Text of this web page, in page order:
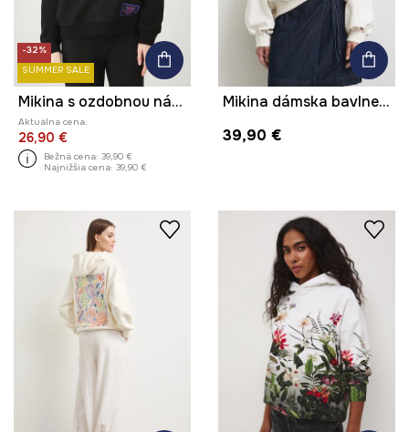
-32%
SUMMER SALE
Mikina s ozdobnou nášivkou
Aktuálna cena:
26,90 €
Bežná cena: 39,90 €
Najnižšia cena: 39,90 €
Mikina dámska bavlnená s elastanom
39,90 €